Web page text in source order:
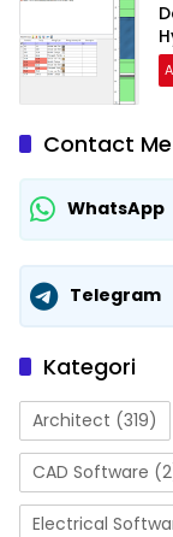
Contact Me
WhatsApp
Telegram
Kategori
Architect (319)
CAD Software
Electrical